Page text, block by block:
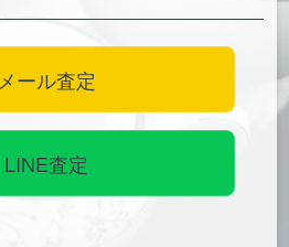
メール査定
LINE査定